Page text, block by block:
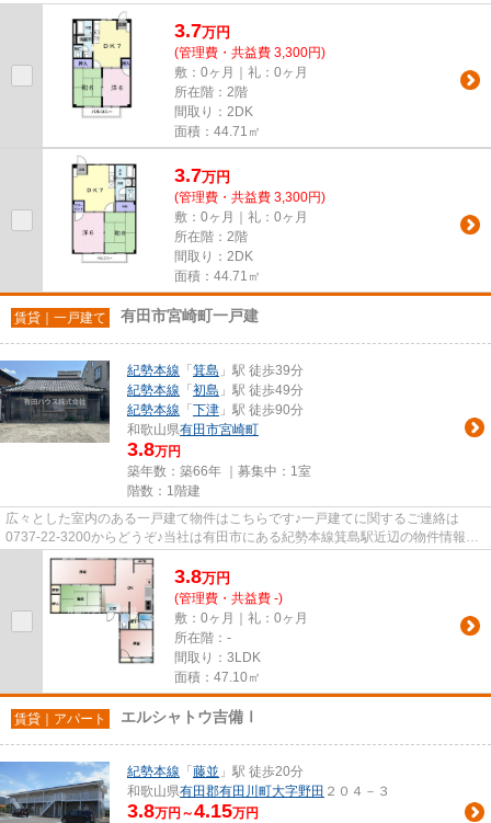
3.7万円
(管理費・共益費 3,300円)
敷：0ヶ月｜礼：0ヶ月
所在階：2階
間取り：2DK
面積：44.71㎡
3.7万円
(管理費・共益費 3,300円)
敷：0ヶ月｜礼：0ヶ月
所在階：2階
間取り：2DK
面積：44.71㎡
賃貸｜一戸建て 有田市宮崎町一戸建
紀勢本線 「 箕島 」駅 徒歩39分
紀勢本線 「 初島 」駅 徒歩49分
紀勢本線 「 下津 」駅 徒歩90分
和歌山県有田市宮崎町
3.8万円
築年数：築66年 ｜募集中： 1室
階数：1階建
広々とした室内のある一戸建て物件はこちらです♪一戸建てに関するご連絡は
0737-22-3200からどうぞ♪当社は有田市にある紀勢本線箕島駅近辺の物件情報を
豊富に公開中です♪有田ハウスがお...
3.8万円
(管理費・共益費 -)
敷：0ヶ月｜礼：0ヶ月
所在階：-
間取り：3LDK
面積：47.10㎡
賃貸｜アパート エルシャトウ吉備Ⅰ
紀勢本線 「 藤並 」駅 徒歩20分
和歌山県有田郡有田川町大字野田 ２０４－３
3.8万円～4.15万円